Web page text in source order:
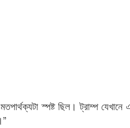
স্পষ্ট ছিল। ট্রাম্প